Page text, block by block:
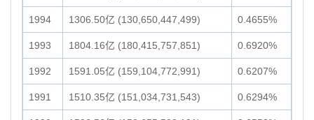
1994 1306.50亿 (130,650,447,499) 0.4655%
1993 1804.16亿 (180,415,757,851) 0.6920%
1992 1591.05亿 (159,104,772,991) 0.6207%
1991 1510.35亿 (151,034,731,543) 0.6294%